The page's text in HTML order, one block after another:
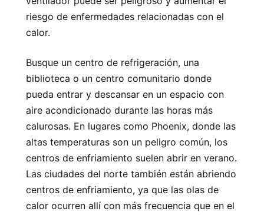
riesgo de enfermedades relacionadas con el
calor.
Busque un centro de refrigeración, una
biblioteca o un centro comunitario donde
pueda entrar y descansar en un espacio con
aire acondicionado durante las horas más
calurosas. En lugares como Phoenix, donde las
altas temperaturas son un peligro común, los
centros de enfriamiento suelen abrir en verano.
Las ciudades del norte también están abriendo
centros de enfriamiento, ya que las olas de
calor ocurren allí con más frecuencia que en el